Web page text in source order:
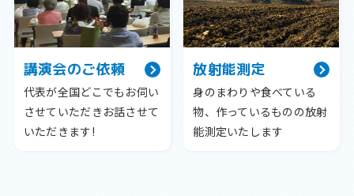
講演会のご依頼
代表が全国どこでもお伺い
させていただきお話させて
いただきます!
放射能測定
身のまわりや食べている
物、作っているものの放射
能測定いたします